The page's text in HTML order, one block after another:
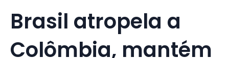
Brasil atropela a
Colômbia, mantém